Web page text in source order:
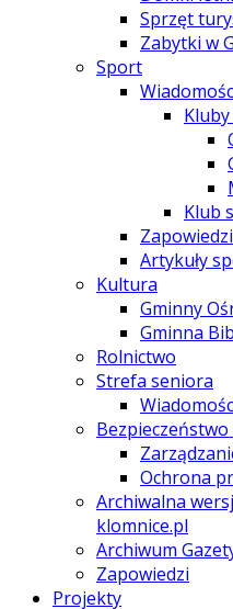
Sprzęt
Zabytki w
Sport
Klub
Artykuły
Kultura
Gminny
Gminna
Rolnictwo
Strefa seniora
Ochrona
Archiwalna
klomnice.pl
Archiwum
Zapowiedzi
Projekty